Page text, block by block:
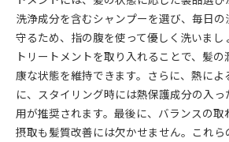
洗浄成分を含むシャンプーを選び、毎日
守るため、指の腹を使って優しく洗いまし
トリートメントを取り入れることで、髪
康な状態を維持できます。さらに、熱によ
に、スタイリング時には熱保護成分の入
用が推奨されます。最後に、バランスの
摂取も髪質改善には欠かせません。これ